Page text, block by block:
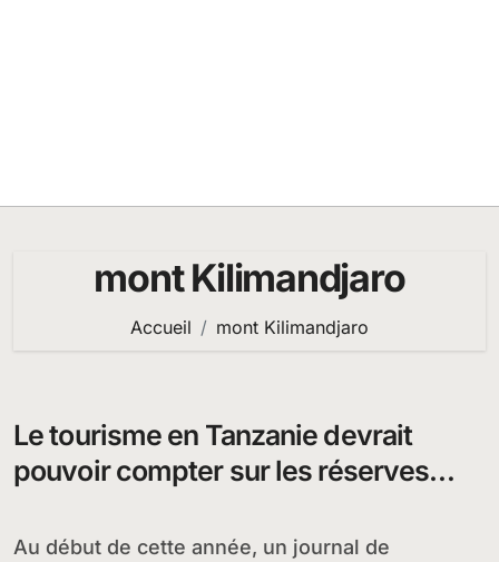
mont Kilimandjaro
Accueil mont Kilimandjaro
Le tourisme en Tanzanie devrait
pouvoir compter sur les réserves
Au début de cette année, un journal de